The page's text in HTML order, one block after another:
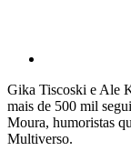
Gika Tiscoski e Ale
mais de 500 mil
Moura, humoristas
Multiverso.